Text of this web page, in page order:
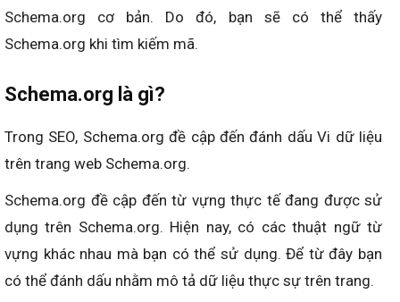
Schema.org cơ bản. Do đó, bạn sẽ có thể thấy
Schema.org khi tìm kiếm mã.
Schema.org là gì?
Trong SEO, Schema.org đề cập đến đánh dấu Vi dữ liệu
trên trang web Schema.org.
Schema.org đề cập đến từ vựng thực tế đang được sử
dụng trên Schema.org. Hiện nay, có các thuật ngữ từ
vựng khác nhau mà bạn có thể sử dụng. Để từ đây bạn
có thể đánh dấu nhằm mô tả dữ liệu thực sự trên trang.